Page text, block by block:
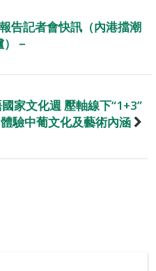
告記者會快訊（內港擋潮
－
家文化週 壓軸線下“1+3”
驗中葡文化及藝術內涵